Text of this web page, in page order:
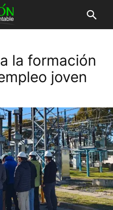
la formación
joven